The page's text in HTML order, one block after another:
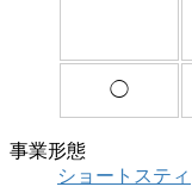
◯
事業形態
ショートスティ